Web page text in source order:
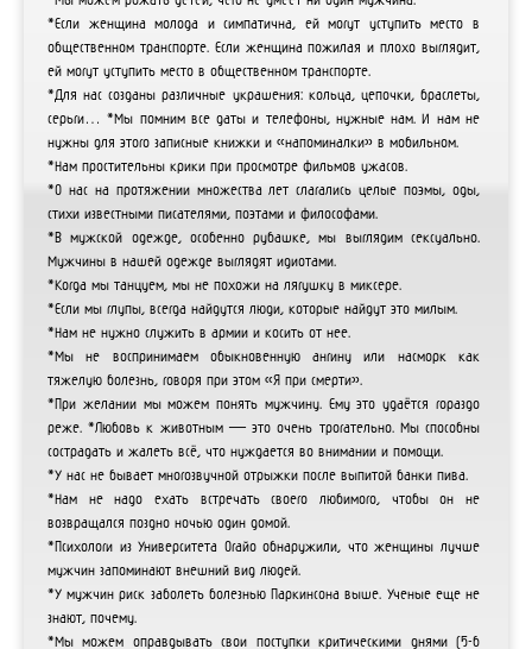
*Если женщина молода и симпатична, ей могут уступить место в
общественном транспорте. Если женщина пожилая и плохо выглядит,
ей могут уступить место в общественном транспорте.
*Для нас созданы различные украшения: кольца, цепочки, браслеты,
серьги… *Мы помним все даты и телефоны, нужные нам. И нам не
нужны для этого записные книжки и «напоминалки» в мобильном.
*Нам простительны крики при просмотре фильмов ужасов.
*О нас на протяжении множества лет слагались целые поэмы, оды,
стихи известными писателями, поэтами и философами.
*В мужской одежде, особенно рубашке, мы выглядим сексуально.
Мужчины в нашей одежде выглядят идиотами.
*Когда мы танцуем, мы не похожи на лягушку в миксере.
*Если мы глупы, всегда найдутся люди, которые найдут это милым.
*Нам не нужно служить в армии и косить от нее.
*Мы не воспринимаем обыкновенную ангину или насморк как
тяжелую болезнь, говоря при этом «Я при смерти».
*При желании мы можем понять мужчину. Ему это удаётся гораздо
реже. *Любовь к животным — это очень трогательно. Мы способны
сострадать и жалеть всё, что нуждается во внимании и помощи.
*У нас не бывает многозвучной отрыжки после выпитой банки пива.
*Нам не надо ехать встречать своего любимого, чтобы он не
возвращался поздно ночью один домой.
*Психологи из Университета Огайо обнаружили, что женщины лучше
мужчин запоминают внешний вид людей.
*У мужчин риск заболеть болезнью Паркинсона выше. Ученые еще не
знают, почему.
*Мы можем оправдывать свои поступки критическими днями (5-6